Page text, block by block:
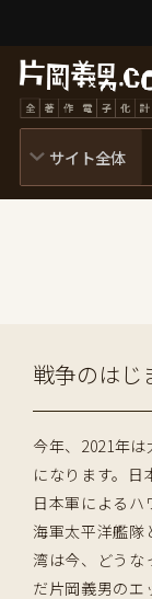
戦争のはじ
今年、2021年
になります。日
日本軍によるハ
海軍太平洋艦隊
湾は今、どうな
だ片岡義男のエ